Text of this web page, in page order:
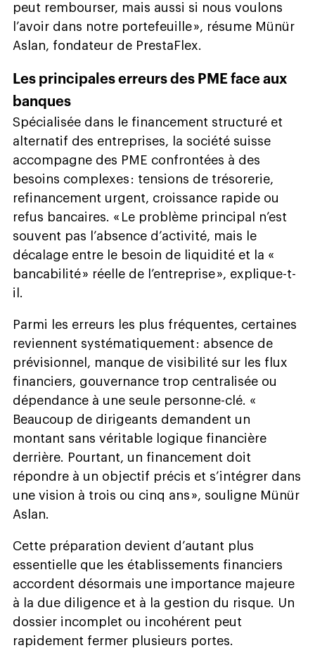
peut rembourser, mais aussi si nous voulons
l’avoir dans notre portefeuille », résume Münür
Aslan, fondateur de PrestaFlex.
Les principales erreurs des PME face aux
banques
Spécialisée dans le financement structuré et
alternatif des entreprises, la société suisse
accompagne des PME confrontées à des
besoins complexes : tensions de trésorerie,
refinancement urgent, croissance rapide ou
refus bancaires. « Le problème principal n’est
souvent pas l’absence d’activité, mais le
décalage entre le besoin de liquidité et la «
bancabilité » réelle de l’entreprise », explique-t-
il.
Parmi les erreurs les plus fréquentes, certaines
reviennent systématiquement : absence de
prévisionnel, manque de visibilité sur les flux
financiers, gouvernance trop centralisée ou
dépendance à une seule personne-clé. «
Beaucoup de dirigeants demandent un
montant sans véritable logique financière
derrière. Pourtant, un financement doit
répondre à un objectif précis et s’intégrer dans
une vision à trois ou cinq ans », souligne Münür
Aslan.
Cette préparation devient d’autant plus
essentielle que les établissements financiers
accordent désormais une importance majeure
à la due diligence et à la gestion du risque. Un
dossier incomplet ou incohérent peut
rapidement fermer plusieurs portes.